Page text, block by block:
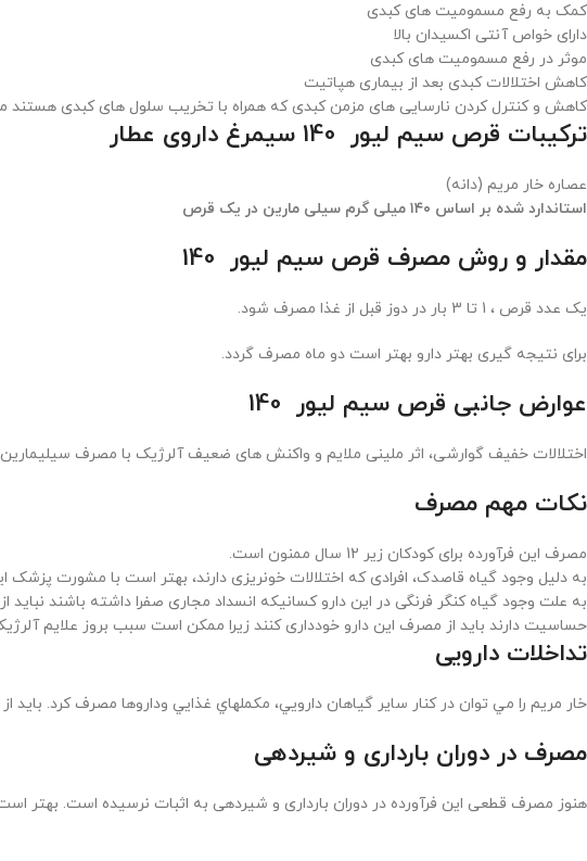
کمک به رفع مسمومیت های کبدی
دارای خواص آنتی اکسیدان بالا
موثر در رفع مسمومیت های کبدی
کاهش اختلالات کبدی بعد از بیماری هپاتیت
کاهش و کنترل کردن نارسایی های مزمن کبدی که همراه با تخریب سلول های کبدی هستند
ترکیبات قرص سیم لیور 140 سیمرغ داروی عطار
عصاره خار مریم (دانه)
استاندارد شده بر اساس ۱۴۰ میلی گرم سیلی مارین در یک قرص
مقدار و روش مصرف قرص سیم لیور 140
یک عدد قرص ، 1 تا 3 بار در دوز قبل از غذا مصرف شود.
برای نتیجه گیری بهتر دارو بهتر است دو ماه مصرف گردد.
عوارض جانبی قرص سیم لیور 140
اختلالات خفیف گوارشی، اثر ملینی ملایم و واکنش های ضعیف آلرژیک با مصرف
نکات مهم مصرف
مصرف این فرآورده برای کودکان زیر 12 سال ممنون است.
به دلیل وجود گیاه قاصدک، افرادی که اختلالات خونریزی دارند، بهتر است با مشورت پزشک
به علت وجود گیاه کنگر فرنگی در این دارو کسانیکه انسداد مجاری صفرا داشته باشند نباید
حساسیت دارند باید از مصرف این دارو خودداری کنند زیرا ممکن است سبب بروز علایم
تداخلات دارویی
خار مريم را مي توان در كنار ساير گياهان دارويي، مكملهاي غذايي وداروها مصرف كرد.
مصرف در دوران بارداری و شیردهی
هنوز مصرف قطعی این فرآورده در دوران بارداری و شیردهی به اثبات نرسیده است. بهتر